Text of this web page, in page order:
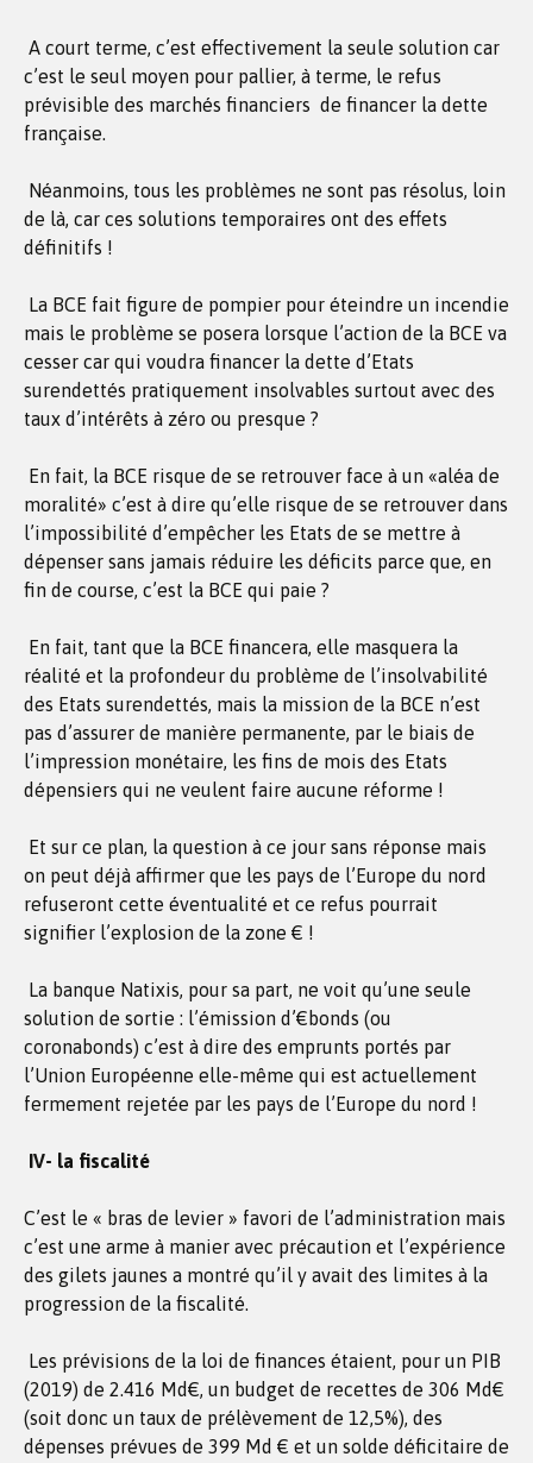
A court terme, c’est effectivement la seule solution car
c’est le seul moyen pour pallier, à terme, le refus
prévisible des marchés financiers de financer la dette
française.
Néanmoins, tous les problèmes ne sont pas résolus, loin
de là, car ces solutions temporaires ont des effets
définitifs !
La BCE fait figure de pompier pour éteindre un incendie
mais le problème se posera lorsque l’action de la BCE va
cesser car qui voudra financer la dette d’Etats
surendettés pratiquement insolvables surtout avec des
taux d’intérêts à zéro ou presque ?
En fait, la BCE risque de se retrouver face à un «aléa de
moralité» c’est à dire qu’elle risque de se retrouver dans
l’impossibilité d’empêcher les Etats de se mettre à
dépenser sans jamais réduire les déficits parce que, en
fin de course, c’est la BCE qui paie ?
En fait, tant que la BCE financera, elle masquera la
réalité et la profondeur du problème de l’insolvabilité
des Etats surendettés, mais la mission de la BCE n’est
pas d’assurer de manière permanente, par le biais de
l’impression monétaire, les fins de mois des Etats
dépensiers qui ne veulent faire aucune réforme !
Et sur ce plan, la question à ce jour sans réponse mais
on peut déjà affirmer que les pays de l’Europe du nord
refuseront cette éventualité et ce refus pourrait
signifier l’explosion de la zone € !
La banque Natixis, pour sa part, ne voit qu’une seule
solution de sortie : l’émission d’€bonds (ou
coronabonds) c’est à dire des emprunts portés par
l’Union Européenne elle-même qui est actuellement
fermement rejetée par les pays de l’Europe du nord !
IV- la fiscalité
C’est le « bras de levier » favori de l’administration mais
c’est une arme à manier avec précaution et l’expérience
des gilets jaunes a montré qu’il y avait des limites à la
progression de la fiscalité.
Les prévisions de la loi de finances étaient, pour un PIB
(2019) de 2.416 Md€, un budget de recettes de 306 Md€
(soit donc un taux de prélèvement de 12,5%), des
dépenses prévues de 399 Md € et un solde déficitaire de